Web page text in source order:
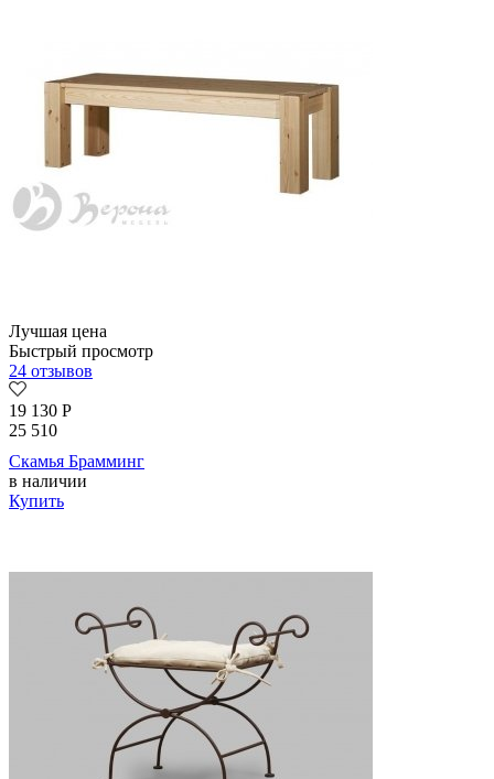
Лучшая цена
Быстрый просмотр
24 отзывов
19 130 Р
25 510
Скамья Брамминг
в наличии
Купить